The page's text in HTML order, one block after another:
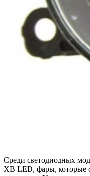
Среди светодиодных
XB LED, фары, которые